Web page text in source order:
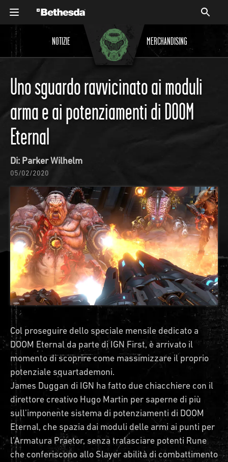
NOTIZIE MERCHANDISING
Uno sguardo ravvicinato ai moduli
arma e ai potenziamenti di DOOM
Eternal
Di: Parker Wilhelm
05/02/2020
Col proseguire dello speciale mensile dedicato a
DOOM Eternal da parte di IGN First, è arrivato il
momento di scoprire come massimizzare il proprio
potenziale squartademoni.
James Duggan di IGN ha fatto due chiacchiere con il
direttore creativo Hugo Martin per saperne di più
sull’imponente sistema di potenziamenti di DOOM
Eternal, che spazia dai moduli delle armi ai punti per
l’Armatura Praetor, senza tralasciare potenti Rune
che conferiscono allo Slayer abilità di combattimento